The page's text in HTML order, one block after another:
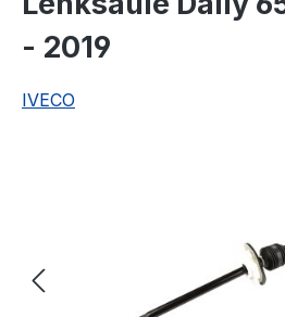
- 2019
IVECO